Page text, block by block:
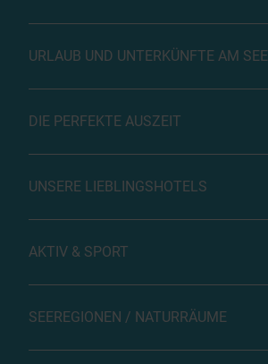
URLAUB UND UNTERKÜNFTE AM SEE
DIE PERFEKTE AUSZEIT
UNSERE LIEBLINGSHOTELS
AKTIV & SPORT
SEEREGIONEN / NATURRÄUME